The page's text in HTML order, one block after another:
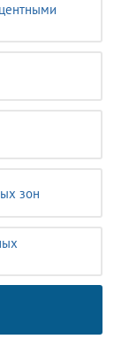
зон